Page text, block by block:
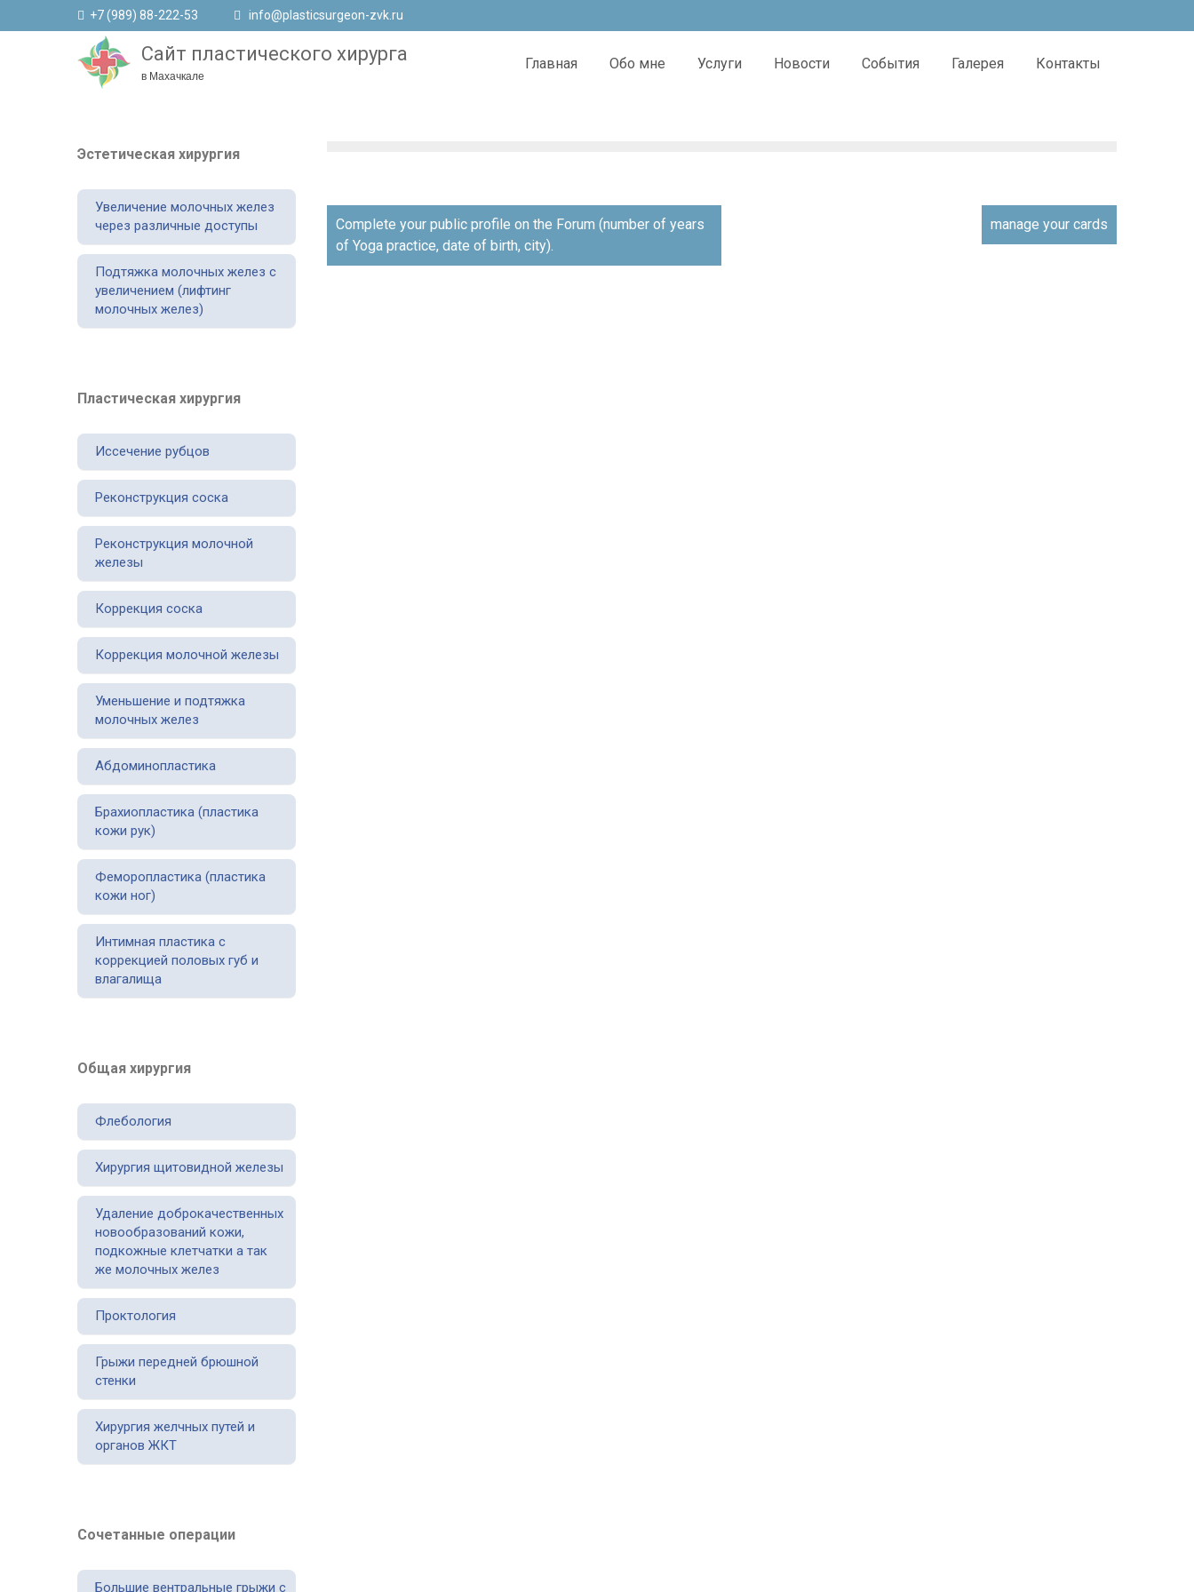
+7 (989) 88-222-53 info@plasticsurgeon-zvk.ru
Сайт пластического хирурга
в Махачкале
Главная Обо мне Услуги Новости События Галерея Контакты
Эстетическая хирургия
Увеличение молочных желез
через различные доступы
Подтяжка молочных желез с
увеличением (лифтинг
молочных желез)
Пластическая хирургия
Иссечение рубцов
Реконструкция соска
Реконструкция молочной
железы
Коррекция соска
Коррекция молочной железы
Уменьшение и подтяжка
молочных желез
Абдоминопластика
Брахиопластика (пластика
кожи рук)
Феморопластика (пластика
кожи ног)
Интимная пластика с
коррекцией половых губ и
влагалища
Общая хирургия
Флебология
Хирургия щитовидной железы
Удаление доброкачественных
новообразований кожи,
подкожные клетчатки а так
же молочных желез
Проктология
Грыжи передней брюшной
стенки
Хирургия желчных путей и
органов ЖКТ
Сочетанные операции
Большие вентральные грыжи с
Навигация
записям
Complete your public profile on the Forum (number of years
of Yoga practice, date of birth, city).
manage your cards